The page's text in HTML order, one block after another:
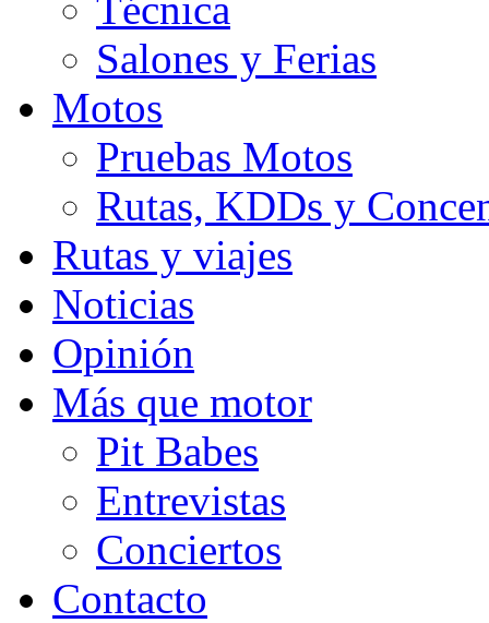
Salones y Ferias
Motos
Pruebas Motos
Rutas, KDDs y
Rutas y viajes
Noticias
Opinión
Más que motor
Pit Babes
Entrevistas
Conciertos
Contacto